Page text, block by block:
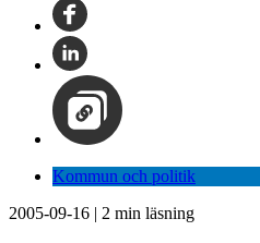
Kommun och politik
2005-09-16 | 2 min läsning